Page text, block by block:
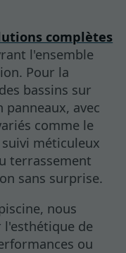
complètes
l'ensemble
Pour la
bassins sur
avec
comme le
suivi méticuleux
terrassement
sans surprise.
nous
de
ou